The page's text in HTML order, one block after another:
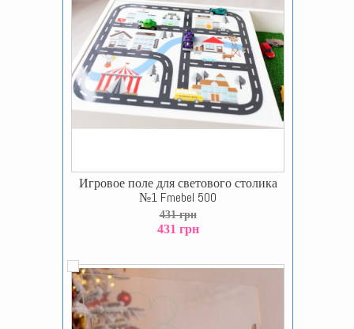
Игровое поле для светового столика
№1 Fmebel 500
431 грн
431 грн